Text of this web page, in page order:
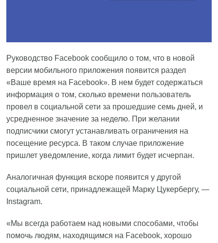
Руководство Facebook сообщило о том, что в новой
версии мобильного приложения появится раздел
«Ваше время на Facebook». В нем будет содержаться
информация о том, сколько времени пользователь
провел в социальной сети за прошедшие семь дней, и
усредненное значение за неделю. При желании
подписчики смогут устанавливать ограничения на
посещение ресурса. В таком случае приложение
пришлет уведомление, когда лимит будет исчерпан.
Аналогичная функция вскоре появится у другой
социальной сети, принадлежащей Марку Цукербергу, —
Instagram.
«Мы всегда работаем над новыми способами, чтобы
помочь людям, находящимся на Facebook, хорошо